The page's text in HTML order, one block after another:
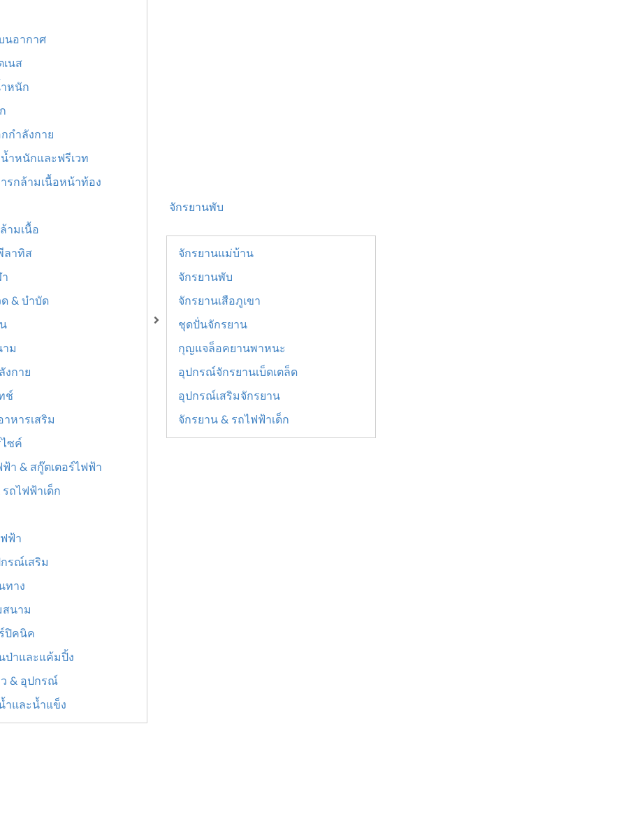
นอากาศ
เนส
ำหนัก
กำลังกาย
ำหนักและฟรีเวท
รกล้ามเนื้อหน้าท้อง
ามเนื้อ
ลาทิส
& บำบัด
าม
งกาย
ช์
หารเสริม
ไซค์
า & สกู๊ตเตอร์ไฟฟ้า
ถไฟฟ้าเด็ก
ฟ้า
รณ์เสริม
ทาง
สนาม
ปิคนิค
ป่าและแค้มปิ้ง
ว & อุปกรณ์
ำและน้ำแข็ง
จักรยานพับ
จักรยานแม่บ้าน
จักรยานพับ
จักรยานเสือภูเขา
ชุดปั่นจักรยาน
กุญแจล็อคยานพาหนะ
อุปกรณ์จักรยานเบ็ดเตล็ด
อุปกรณ์เสริมจักรยาน
จักรยาน & รถไฟฟ้าเด็ก